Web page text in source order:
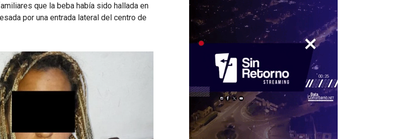
que la beba había sido hallada en
por una entrada lateral del centro de